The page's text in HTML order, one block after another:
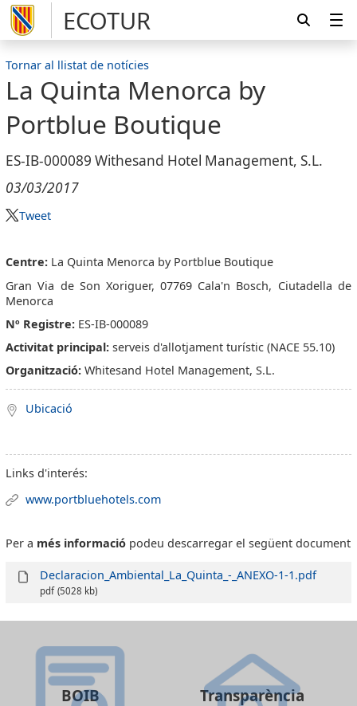
ECOTUR
Tornar al llistat de notícies
La Quinta Menorca by
Portblue Boutique
ES-IB-000089 Withesand Hotel Management, S.L.
03/03/2017
Tweet
Centre: La Quinta Menorca by Portblue Boutique
Gran Via de Son Xoriguer, 07769 Cala'n Bosch, Ciutadella de
Menorca
Nº Registre: ES-IB-000089
Activitat principal: serveis d'allotjament turístic (NACE 55.10)
Organització: Whitesand Hotel Management, S.L.
Ubicació
Links d'interés:
www.portbluehotels.com
Per a més informació podeu descarregar el següent document
Declaracion_Ambiental_La_Quinta_-_ANEXO-1-1.pdf
pdf (5028 kb)
BOIB Transparència